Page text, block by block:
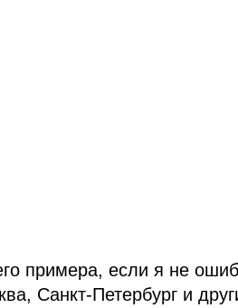
примера, если я не
Санкт‑Петербург и